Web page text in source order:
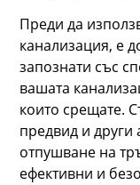
Преди да
канализация, е
запознати със
вашата
които срещате.
предвид и други
отпушване на
ефективни и